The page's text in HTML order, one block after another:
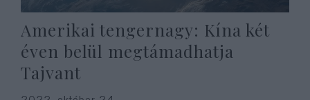
Amerikai tengernagy: Kína két
éven belül megtámadhatja
Tajvant